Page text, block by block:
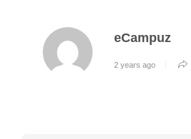
eCampuz
2 years ago